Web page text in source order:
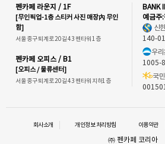
펜카페 라운지 / 1F
[무인픽업-1층 스티커 사진 매장內 무인
함]
서울 중구 퇴계로 20길 43 펜타워 1층
펜카페 오피스 / B1
[오피스 / 물류센터]
서울 중구 퇴계로 20길 43 펜타워 지하1층
BANK
예금주
신
140-
우
1005-
국
회사소개 개인정보 처리방침 이용약관
㈜ 펜카페 코리아